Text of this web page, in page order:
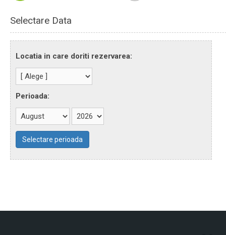
Selectare Data
Locatia in care doriti rezervarea:
Perioada: